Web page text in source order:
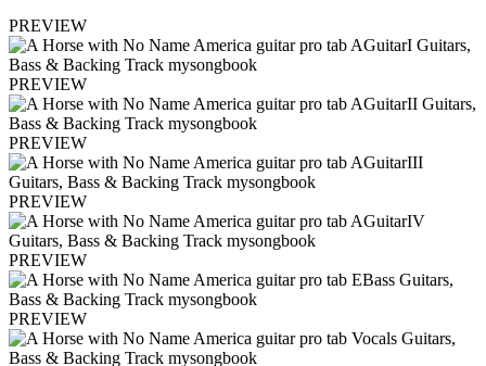
PREVIEW
PREVIEW
PREVIEW
PREVIEW
PREVIEW
PREVIEW